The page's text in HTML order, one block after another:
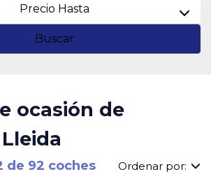
Precio Hasta
Buscar
ocasión de
de 92 coches Ordenar por: